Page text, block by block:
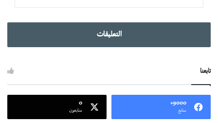
التعليقات
تابعنا
9000+
متابع
0
متابعون